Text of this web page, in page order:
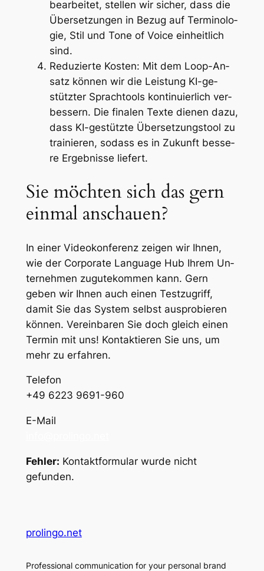
be­ar­bei­tet, stel­len wir si­cher, dass die
Über­set­zun­gen in Be­zug auf Ter­mi­no­lo­
gie, Stil und To­ne of Voice ein­heit­lich
sind.
Re­du­zier­te Kos­ten: Mit dem Loop-An­
satz kön­nen wir die Leis­tung KI-ge­
stütz­ter Sprach­t­ools kon­ti­nu­ier­lich ver­
bes­sern. Die fi­na­len Tex­te die­nen da­zu,
dass KI-ge­stütz­te Über­set­zungs­tool zu
trai­nie­ren, so­dass es in Zu­kunft bes­se­
re Er­geb­nis­se lie­fert.
Sie möchten sich das gern
einmal anschauen?
In ein­er Videokon­ferenz zeigen wir Ih­nen,
wie der Cor­po­rate Lan­guage Hub Ihrem Un­
ternehmen zugutekom­men kann. Gern
geben wir Ih­nen auch einen Testzu­griff,
damit Sie das Sys­tem selb­st aus­pro­bieren
kön­nen. Vere­in­baren Sie doch gle­ich einen
Ter­min mit uns! Kon­tak­tieren Sie uns, um
mehr zu er­fahren.
Telefon
+49 6223 9691-960
E-Mail
Fehler: Kontaktformular wurde nicht
gefunden.
prolingo.net
Professional communication for your personal brand